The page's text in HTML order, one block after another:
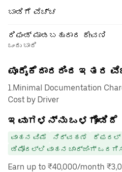
ಬಾಡಿಗೆ ವೆಚ್ಚ
ರಿಫಂಡ್ ಮಾಡಬಹುದಾದ ಠೇವಣಿ
ಒಂದು ಬಾರಿ
ಪೂರೈಕೆದಾರರಿಂದ ಇತರ
1.Minimal Documentation
Cost by Driver
ಇವುಗಳನ್ನು ಒಳಗೊಂಡಿದೆ
ವಾಹನ ವಿಮೆ ನಿರ್ವಹಣೆ
ರೆಫರಲ್
ಡಿಪೋದಲ್ಲಿ ವಾಹನ ಚಾರ್ಜಿಂಗ್
Earn up to ₹40,000/month